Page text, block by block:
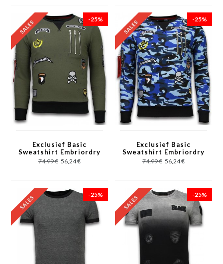
-25%
Exclusief Basic
Sweatshirt Embriordry
- Sweatshirt Herren
Patches - Grün
74,99 € 56,24 €
-25%
Exclusief Basic
Sweatshirt Embriordry
- Sweatshirt Herren
Patches - Blau
74,99 € 56,24 €
-25% -25%